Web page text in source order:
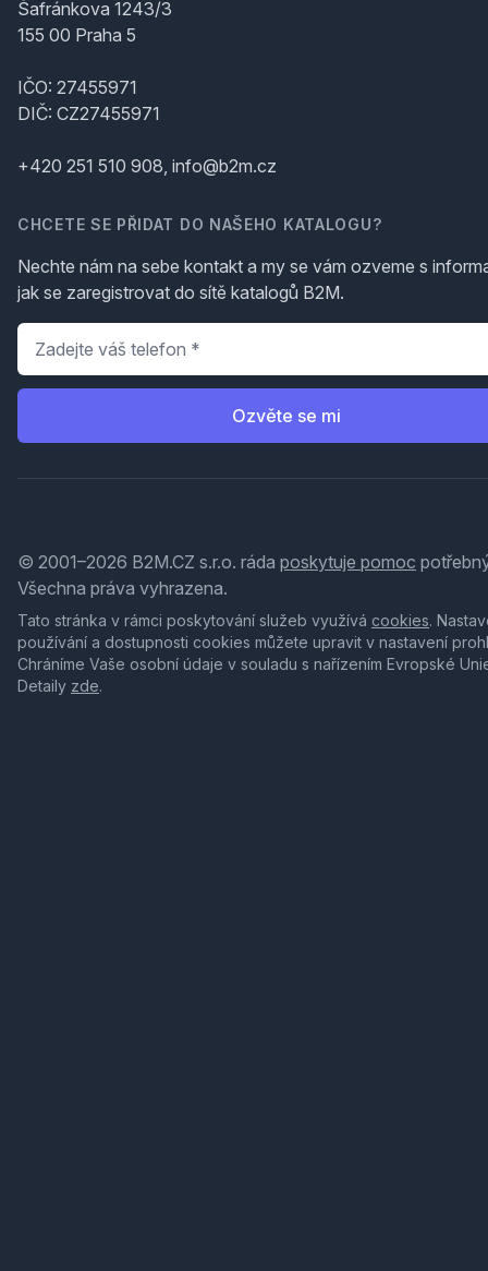
Šafránkova 1243/3
155 00 Praha 5
IČO: 27455971
DIČ: CZ27455971
+420 251 510 908, info@b2m.cz
CHCETE SE PŘIDAT DO NAŠEHO KATALOGU?
Nechte nám na sebe kontakt a my se vám ozveme s
jak se zaregistrovat do sítě katalogů B2M.
Telefon
Ozvěte se mi
© 2001–2026 B2M.CZ s.r.o. ráda poskytuje pomoc
Všechna práva vyhrazena.
Tato stránka v rámci poskytování služeb využívá cookies.
používání a dostupnosti cookies můžete upravit v nastavení
Chráníme Vaše osobní údaje v souladu s nařízením Evropské
Detaily zde.